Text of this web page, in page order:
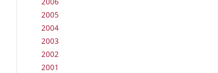
2005
2004
2003
2002
2001